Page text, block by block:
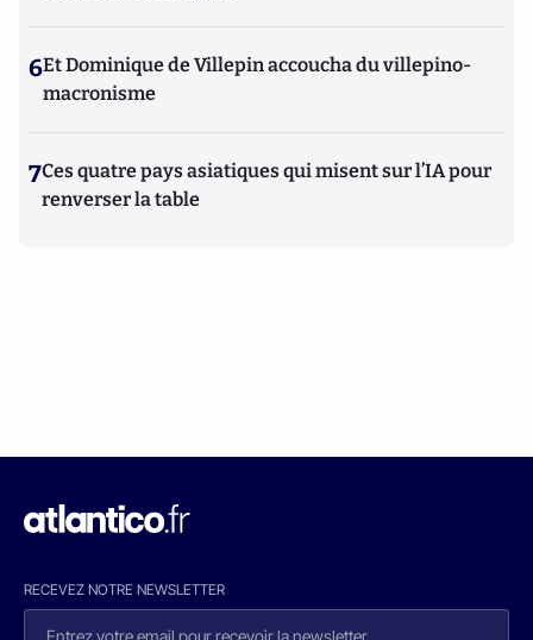
6Et Dominique de Villepin accoucha du villepino-
macronisme
7Ces quatre pays asiatiques qui misent sur l’IA pour
renverser la table
RECEVEZ NOTRE NEWSLETTER